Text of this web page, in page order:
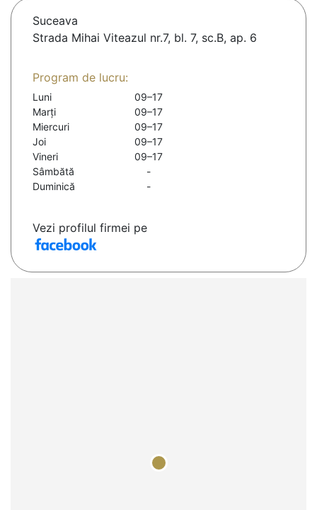
Suceava
Strada Mihai Viteazul nr.7, bl. 7, sc.B, ap. 6
Program de lucru:
Luni
09–17
Marți
09–17
Miercuri
09–17
Joi
09–17
Vineri
09–17
Sâmbătă
-
Duminică
-
Vezi profilul firmei pe